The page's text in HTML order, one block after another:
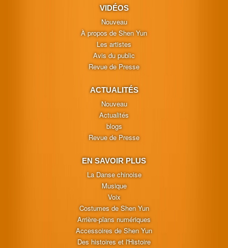
VIDÉOS
Nouveau
À propos de Shen Yun
Les artistes
Avis du public
Revue de Presse
ACTUALITÉS
Nouveau
Actualités
blogs
Revue de Presse
EN SAVOIR PLUS
La Danse chinoise
Musique
Voix
Costumes de Shen Yun
Arrière-plans numériques
Accessoires de Shen Yun
Des histoires et l'Histoire